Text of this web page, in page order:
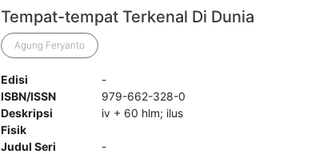
Tempat-tempat Terkenal Di Dunia
Agung Feryanto
Edisi
-
ISBN/ISSN
979-662-328-0
Deskripsi
Fisik
iv + 60 hlm; ilus
Judul Seri
-